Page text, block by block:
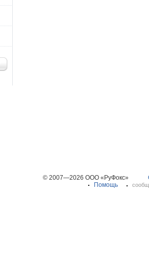
© 2007—2026 ООО «РуФокс»
Помощь